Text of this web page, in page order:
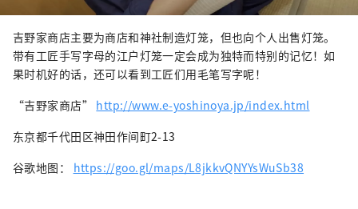
吉野家商店主要为商店和神社制造灯笼，但也向个人出售灯笼。
带有工匠手写字母的江户灯笼一定会成为独特而特别的记忆！如
果时机好的话，还可以看到工匠们用毛笔写字呢！
“吉野家商店” http://www.e-yoshinoya.jp/index.html
东京都千代田区神田作间町2-13
谷歌地图： https://goo.gl/maps/L8jkkvQNYYsWuSb38